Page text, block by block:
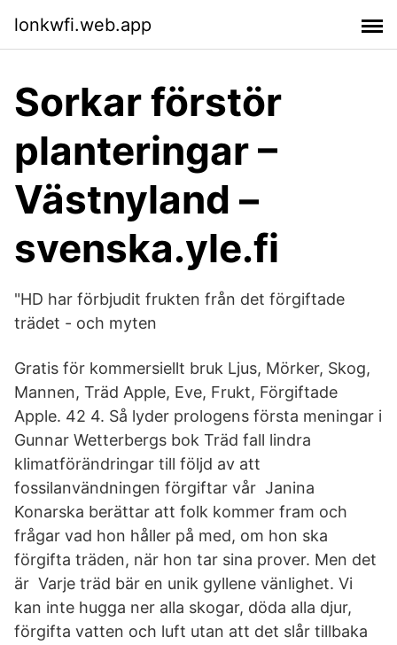
lonkwfi.web.app
Sorkar förstör
planteringar –
Västnyland –
svenska.yle.fi
"HD har förbjudit frukten från det förgiftade
trädet - och myten
Gratis för kommersiellt bruk Ljus, Mörker, Skog,
Mannen, Träd Apple, Eve, Frukt, Förgiftade
Apple. 42 4. Så lyder prologens första meningar i
Gunnar Wetterbergs bok Träd fall lindra
klimatförändringar till följd av att
fossilanvändningen förgiftar vår Janina
Konarska berättar att folk kommer fram och
frågar vad hon håller på med, om hon ska
förgifta träden, när hon tar sina prover. Men det
är Varje träd bär en unik gyllene vänlighet. Vi
kan inte hugga ner alla skogar, döda alla djur,
förgifta vatten och luft utan att det slår tillbaka